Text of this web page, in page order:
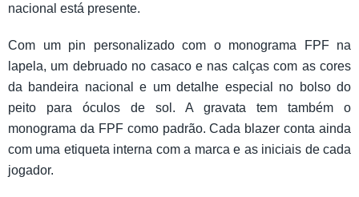
nacional está presente.
Com um pin personalizado com o monograma FPF na
lapela, um debruado no casaco e nas calças com as cores
da bandeira nacional e um detalhe especial no bolso do
peito para óculos de sol. A gravata tem também o
monograma da FPF como padrão. Cada blazer conta ainda
com uma etiqueta interna com a marca e as iniciais de cada
jogador.